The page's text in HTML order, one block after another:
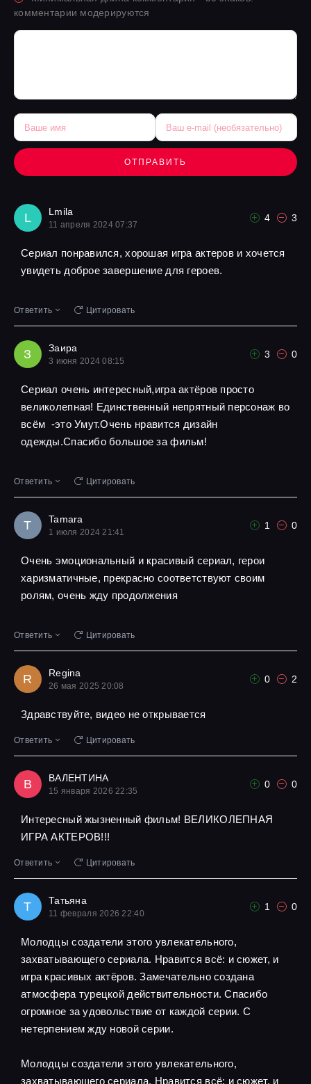
комментарии модерируются
ОТПРАВИТЬ
L Lmila
11 апреля 2024 07:37
4 3
Сериал понравился, хорошая игра актеров и хочется
увидеть доброе завершение для героев.
Ответить Цитировать
З Заира
3 июня 2024 08:15
3 0
Сериал очень интересный,игра актёров просто
великолепная! Единственный непрятный персонаж во
всём -это Умут.Очень нравится дизайн
одежды.Спасибо большое за фильм!
Ответить Цитировать
T Tamara
1 июля 2024 21:41
1 0
Очень эмоциональный и красивый сериал, герои
харизматичные, прекрасно соответствуют своим
ролям, очень жду продолжения
Ответить Цитировать
R Regina
26 мая 2025 20:08
0 2
Здравствуйте, видео не открывается
Ответить Цитировать
В ВАЛЕНТИНА
15 января 2026 22:35
0 0
Интересный жызненный фильм! ВЕЛИКОЛЕПНАЯ
ИГРА АКТЕРОВ!!!
Ответить Цитировать
Т Татьяна
11 февраля 2026 22:40
1 0
Молодцы создатели этого увлекательного,
захватывающего сериала. Нравится всё: и сюжет, и
игра красивых актёров. Замечательно создана
атмосфера турецкой действительности. Спасибо
огромное за удовольствие от каждой серии. С
нетерпением жду новой серии.
Молодцы создатели этого увлекательного,
захватывающего сериала. Нравится всё: и сюжет, и